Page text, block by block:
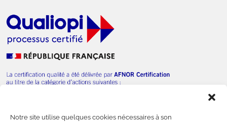
Notre site utilise quelques cookies nécessaires à son